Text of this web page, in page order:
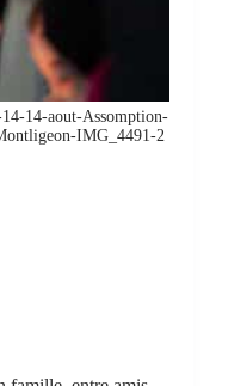
14-aout-Assomption-
IMG_4491-2